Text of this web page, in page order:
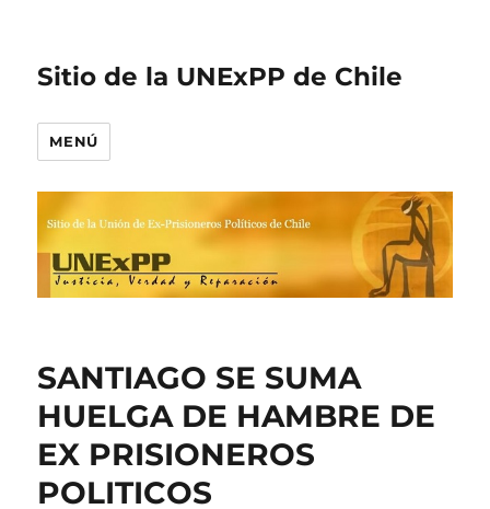
Sitio de la UNExPP de Chile
MENÚ
SANTIAGO SE SUMA
HUELGA DE HAMBRE DE
EX PRISIONEROS
POLITICOS